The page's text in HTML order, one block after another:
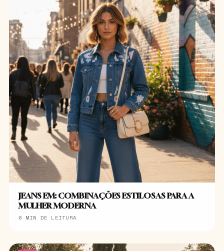
JEANS EM: COMBINAÇÕES ESTILOSAS PARA A
MULHER MODERNA
8 MIN DE LEITURA